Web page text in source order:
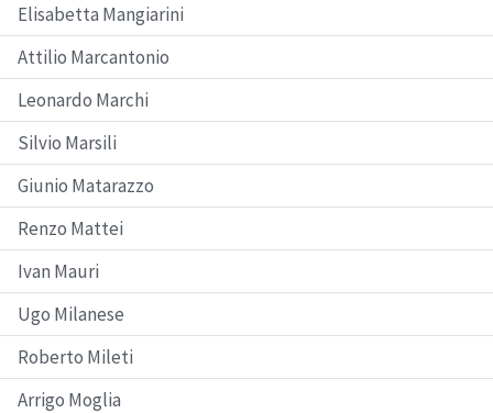
Elisabetta Mangiarini
Attilio Marcantonio
Leonardo Marchi
Silvio Marsili
Giunio Matarazzo
Renzo Mattei
Ivan Mauri
Ugo Milanese
Roberto Mileti
Arrigo Moglia